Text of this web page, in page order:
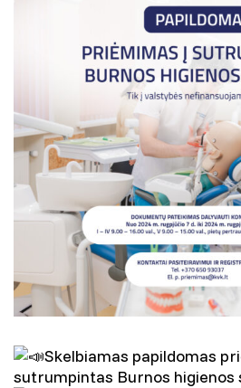
Skelbiamas papildomas
sutrumpintas Burnos higienos